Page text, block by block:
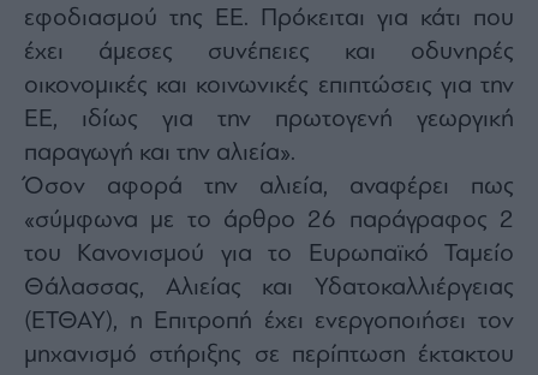
By
submitting
your
you
agree
to
our
Terms
and
Notice.
can
opt
out
at
time.
εφοδιασμού της ΕΕ. Πρόκειται για κάτι που
έχει άμεσες συνέπειες και οδυνηρές
οικονομικές και κοινωνικές επιπτώσεις για την
ΕΕ, ιδίως για την πρωτογενή γεωργική
παραγωγή και την αλιεία».
Όσον αφορά την αλιεία, αναφέρει πως
«σύμφωνα με το άρθρο 26 παράγραφος 2
του Κανονισμού για το Ευρωπαϊκό Ταμείο
Θάλασσας, Αλιείας και Υδατοκαλλιέργειας
(ΕΤΘΑΥ), η Επιτροπή έχει ενεργοποιήσει τον
μηχανισμό στήριξης σε περίπτωση έκτακτου